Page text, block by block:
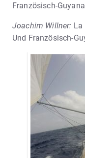
Französisch-
Joachim Willner: La
Und Französisch-